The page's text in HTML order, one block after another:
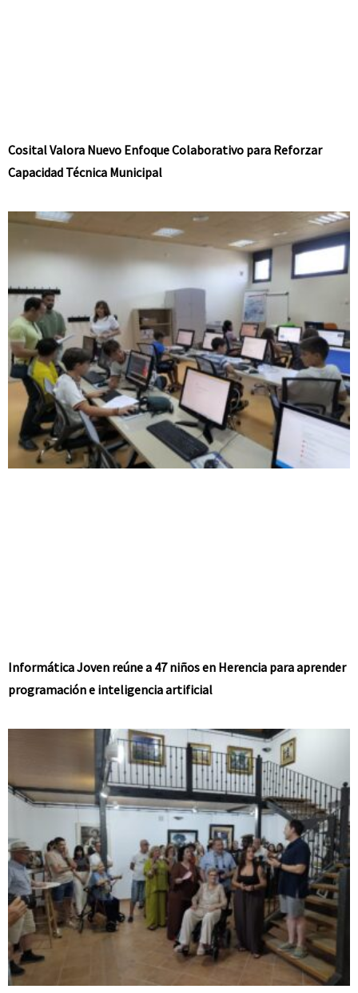
Cosital Valora Nuevo Enfoque Colaborativo para Reforzar
Capacidad Técnica Municipal
Informática Joven reúne a 47 niños en Herencia para aprender
programación e inteligencia artificial